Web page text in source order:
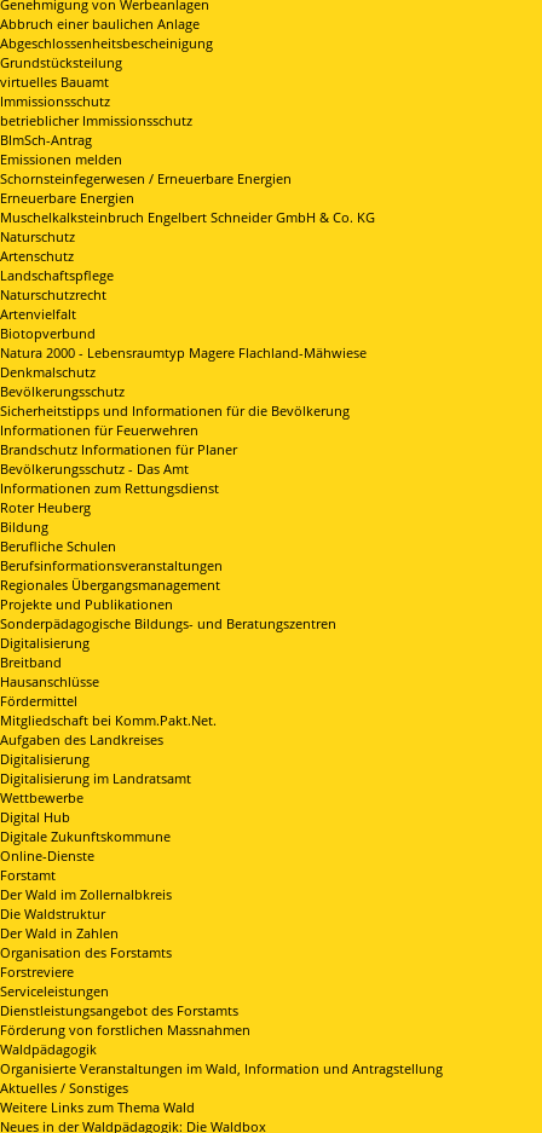
Genehmigung von Werbeanlagen
Abbruch einer baulichen Anlage
Abgeschlossenheitsbescheinigung
Grundstücksteilung
virtuelles Bauamt
Immissionsschutz
betrieblicher Immissionsschutz
BImSch-Antrag
Emissionen melden
Schornsteinfegerwesen / Erneuerbare Energien
Erneuerbare Energien
Muschelkalksteinbruch Engelbert Schneider GmbH & Co. KG
Naturschutz
Artenschutz
Landschaftspflege
Naturschutzrecht
Artenvielfalt
Biotopverbund
Natura 2000 - Lebensraumtyp Magere Flachland-Mähwiese
Denkmalschutz
Bevölkerungsschutz
Sicherheitstipps und Informationen für die Bevölkerung
Informationen für Feuerwehren
Brandschutz Informationen für Planer
Bevölkerungsschutz - Das Amt
Informationen zum Rettungsdienst
Roter Heuberg
Bildung
Berufliche Schulen
Berufsinformationsveranstaltungen
Regionales Übergangsmanagement
Projekte und Publikationen
Sonderpädagogische Bildungs- und Beratungszentren
Digitalisierung
Breitband
Hausanschlüsse
Fördermittel
Mitgliedschaft bei Komm.Pakt.Net.
Aufgaben des Landkreises
Digitalisierung
Digitalisierung im Landratsamt
Wettbewerbe
Digital Hub
Digitale Zukunftskommune
Online-Dienste
Forstamt
Der Wald im Zollernalbkreis
Die Waldstruktur
Der Wald in Zahlen
Organisation des Forstamts
Forstreviere
Serviceleistungen
Dienstleistungsangebot des Forstamts
Förderung von forstlichen Massnahmen
Waldpädagogik
Organisierte Veranstaltungen im Wald, Information und Antragstellung
Aktuelles / Sonstiges
Weitere Links zum Thema Wald
Neues in der Waldpädagogik: Die Waldbox